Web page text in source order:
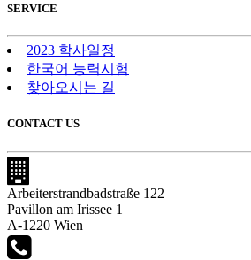
SERVICE
2023 학사일정
한국어 능력시험
찾아오시는 길
CONTACT US
Arbeiterstrandbadstraße 122
Pavillon am Irissee 1
A-1220 Wien